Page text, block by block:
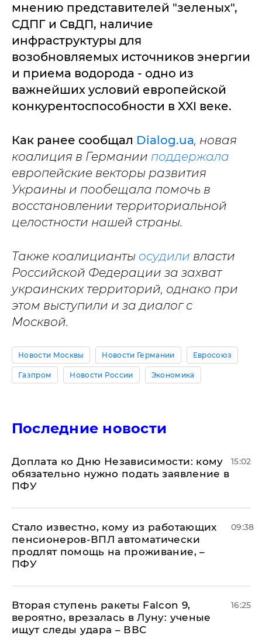
мнению представителей "зеленых",
СДПГ и СвДП, наличие
инфраструктуры для
возобновляемых источников энергии
и приема водорода - одно из
важнейших условий европейской
конкурентоспособности в XXI веке.
Как ранее сообщал Dialog.ua, новая
коалиция в Германии поддержала
европейские векторы развития
Украины и пообещала помочь в
восстановлении территориальной
целостности нашей страны.
Также коалицианты осудили власти
Российской Федерации за захват
украинских территорий, однако при
этом выступили и за диалог с
Москвой.
Новости Москвы Новости Германии Евросоюз
Газпром Новости России Экономика
Последние новости
Доплата ко Дню Независимости: кому
обязательно нужно подать заявление в
ПФУ
15:02
Стало известно, кому из работающих
пенсионеров-ВПЛ автоматически
продлят помощь на проживание, –
ПФУ
09:38
Вторая ступень ракеты Falcon 9,
вероятно, врезалась в Луну: ученые
ищут следы удара – ВВС
16:25